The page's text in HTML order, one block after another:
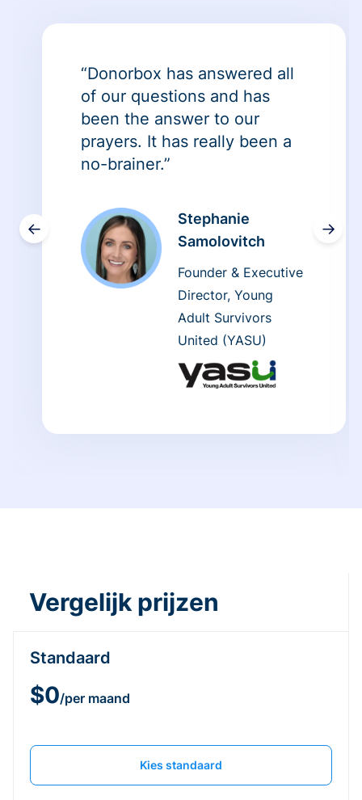
←
“Donorbox has answered all
of our questions and has
been the answer to our
prayers. It has really been a
no-brainer.”
Stephanie
Samolovitch
Founder & Executive
Director, Young
Adult Survivors
United (YASU)
→
Vergelijk prijzen
Standaard
$0/per maand
Kies standaard